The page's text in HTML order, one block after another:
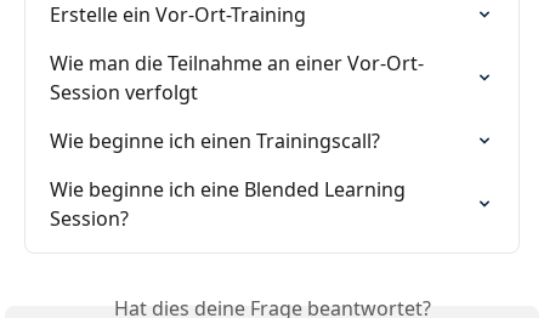
Erstelle ein Vor-Ort-Training
Wie man die Teilnahme an einer Vor-Ort-
Session verfolgt
Wie beginne ich einen Trainingscall?
Wie beginne ich eine Blended Learning
Session?
Hat dies deine Frage beantwortet?